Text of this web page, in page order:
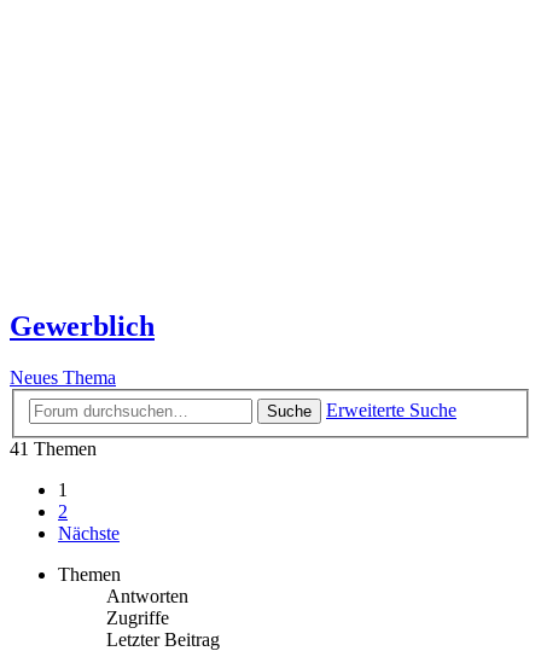
Gewerblich
Neues Thema
Suche
Erweiterte Suche
41 Themen
1
2
Nächste
Themen
Antworten
Zugriffe
Letzter Beitrag